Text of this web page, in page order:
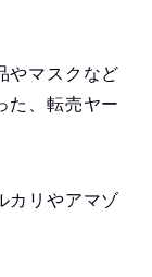
やマスクなど
た、転売ヤー
カリやアマゾ